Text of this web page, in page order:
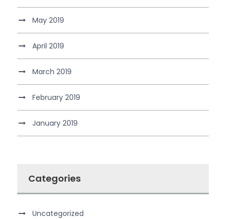
May 2019
April 2019
March 2019
February 2019
January 2019
Categories
Uncategorized